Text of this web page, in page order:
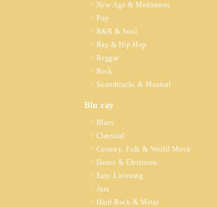
New Age & Meditation
Pop
R&B & Soul
Rap & Hip Hop
Reggae
Rock
Soundtracks & Musical
Blu ray
Blues
Classical
Country, Folk & World Music
Dance & Electronic
Easy Listening
Jazz
Hard Rock & Metal